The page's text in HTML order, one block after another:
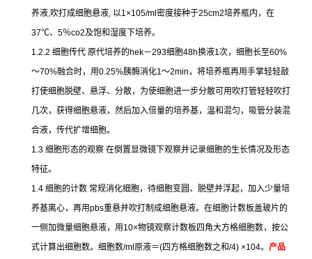
养液,吹打成细胞悬液, 以1×105/ml 密度接种于25cm2培养瓶内，在
37℃、 5％co2及饱和湿度下培养。
1.2.2 细胞传代 原代培养的hek－293细胞48h换液1次，细胞长至60%
～70%融合时，用0.25%胰酶消化1～2min ，将培养瓶再用手掌轻轻敲
打使细胞脱壁、悬浮、分散，为使细胞进一步分散可用吹打管轻轻吹打
几次，获得细胞悬液，然后加入倍量的培养基，温和混匀，吸管分装混
合液，传代扩增细胞。
1.3 细胞形态的观察 在倒置显微镜下观察并记录细胞的生长情况及形态
特征。
1.4 细胞的计数 常规消化细胞，待细胞变圆、脱壁并浮起，加入少量培
养基离心，再用pbs重悬并吹打制成细胞悬液。在细胞计数板盖玻片的
一侧加微量细胞悬液，用 10×物镜观察计数板四角大方格细胞数，按公
式计算出细胞数。细胞数/ml 原液＝(四方格细胞数之和/4) ×104。 产品